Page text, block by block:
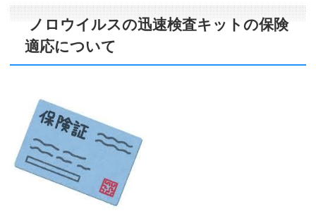
ノロウイルスの迅速検査キットの保険
適応について